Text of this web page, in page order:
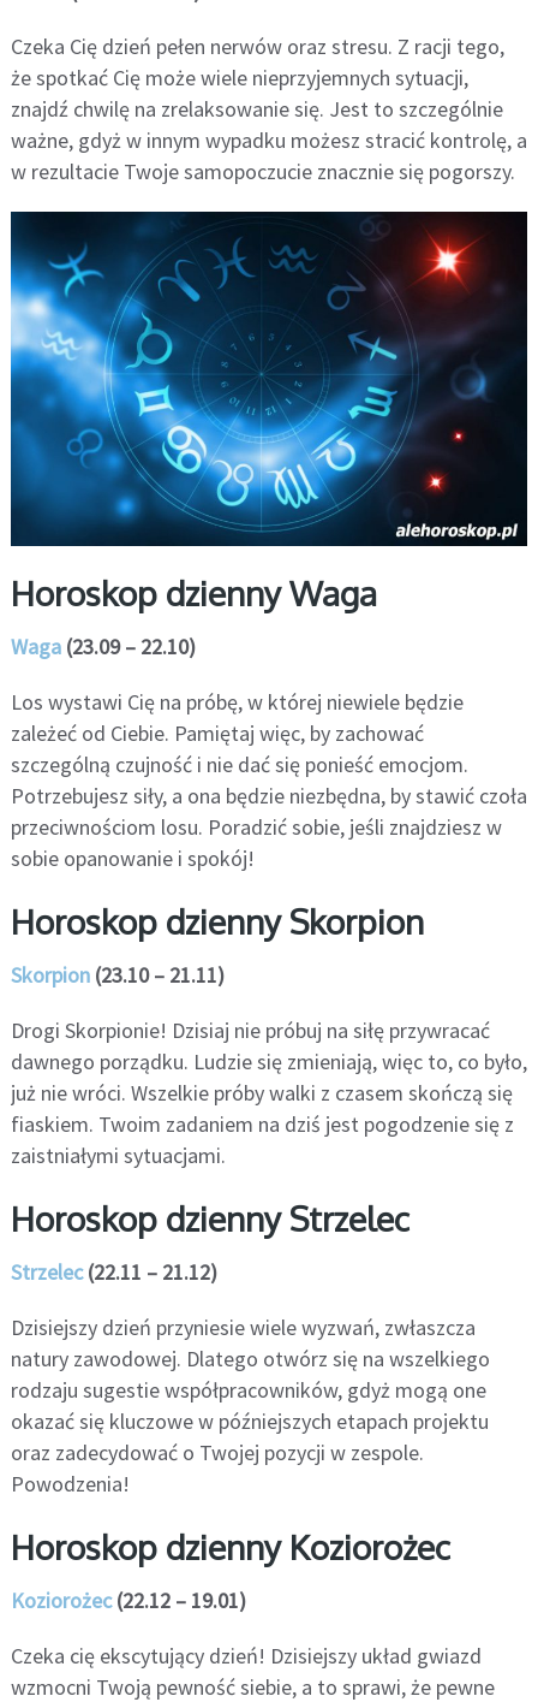
Czeka Cię dzień pełen nerwów oraz stresu. Z racji tego,
że spotkać Cię może wiele nieprzyjemnych sytuacji,
znajdź chwilę na zrelaksowanie się. Jest to szczególnie
ważne, gdyż w innym wypadku możesz stracić kontrolę, a
w rezultacie Twoje samopoczucie znacznie się pogorszy.
Horoskop dzienny Waga
Waga(23.09 – 22.10)
Los wystawi Cię na próbę, w której niewiele będzie
zależeć od Ciebie. Pamiętaj więc, by zachować
szczególną czujność i nie dać się ponieść emocjom.
Potrzebujesz siły, a ona będzie niezbędna, by stawić czoła
przeciwnościom losu. Poradzić sobie, jeśli znajdziesz w
sobie opanowanie i spokój!
Horoskop dzienny Skorpion
Skorpion(23.10 – 21.11)
Drogi Skorpionie! Dzisiaj nie próbuj na siłę przywracać
dawnego porządku. Ludzie się zmieniają, więc to, co było,
już nie wróci. Wszelkie próby walki z czasem skończą się
fiaskiem. Twoim zadaniem na dziś jest pogodzenie się z
zaistniałymi sytuacjami.
Horoskop dzienny Strzelec
Strzelec(22.11 – 21.12)
Dzisiejszy dzień przyniesie wiele wyzwań, zwłaszcza
natury zawodowej. Dlatego otwórz się na wszelkiego
rodzaju sugestie współpracowników, gdyż mogą one
okazać się kluczowe w późniejszych etapach projektu
oraz zadecydować o Twojej pozycji w zespole.
Powodzenia!
Horoskop dzienny Koziorożec
Koziorożec(22.12 – 19.01)
Czeka cię ekscytujący dzień! Dzisiejszy układ gwiazd
wzmocni Twoją pewność siebie, a to sprawi, że pewne